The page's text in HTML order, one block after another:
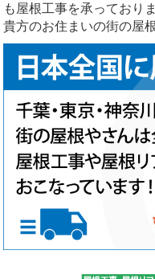
も屋根工事を承っており
貴方のお住まいの街の屋